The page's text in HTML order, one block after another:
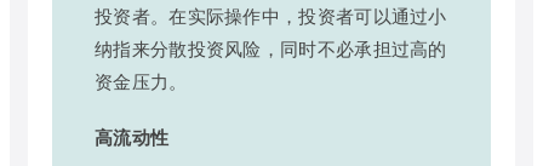
投资者。在实际操作中，投资者可以通过小
纳指来分散投资风险，同时不必承担过高的
资金压力。
高流动性